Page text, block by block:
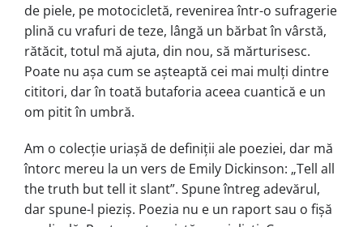
de piele, pe motocicletă, revenirea într-o sufragerie
plină cu vrafuri de teze, lângă un bărbat în vârstă,
rătăcit, totul mă ajuta, din nou, să mărturisesc.
Poate nu așa cum se așteaptă cei mai mulți dintre
cititori, dar în toată butaforia aceea cuantică e un
om pitit în umbră.
Am o colecție uriașă de definiții ale poeziei, dar mă
întorc mereu la un vers de Emily Dickinson: „Tell all
the truth but tell it slant”. Spune întreg adevărul,
dar spune-l pieziș. Poezia nu e un raport sau o fișă